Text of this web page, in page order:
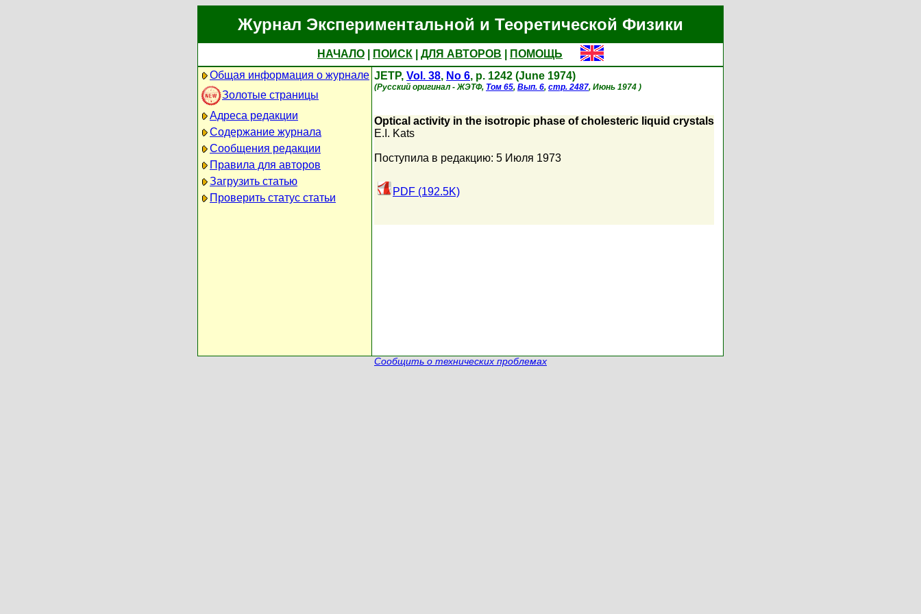
Журнал Экспериментальной и Теоретической Физики
НАЧАЛО ПОИСК ДЛЯ АВТОРОВ
ПОМОЩЬ
Общая информация о журнале
Золотые страницы
Адреса редакции
Содержание журнала
Сообщения редакции
Правила для авторов
Загрузить статью
Проверить статус статьи
JETP, Vol. 38, No 6, p. 1242 (June 1974)
(Русский оригинал - ЖЭТФ, Том 65, Вып. 6, стр. 2487, Июнь 1974 )
Optical activity in the isotropic phase of cholesteric liquid crystals
E.I. Kats
Поступила в редакцию: 5 Июля 1973
PDF (192.5K)
Сообщить о технических проблемах